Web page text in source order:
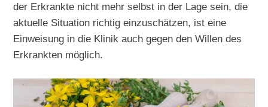
der Erkrankte nicht mehr selbst in der Lage sein, die
aktuelle Situation richtig einzuschätzen, ist eine
Einweisung in die Klinik auch gegen den Willen des
Erkrankten möglich.